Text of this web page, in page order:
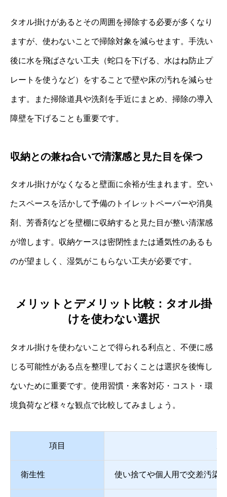
タオル掛けがあるとその周囲を掃除する必要が多くなり
ますが、使わないことで掃除対象を減らせます。手洗い
後に水を飛ばさない工夫（蛇口を下げる、水はね防止プ
レートを使うなど）をすることで壁や床の汚れを減らせ
ます。また掃除道具や洗剤を手近にまとめ、掃除の導入
障壁を下げることも重要です。
収納との兼ね合いで清潔感と見た目を保つ
タオル掛けがなくなると壁面に余裕が生まれます。空い
たスペースを活かして予備のトイレットペーパーや消臭
剤、芳香剤などを壁棚に収納すると見た目が整い清潔感
が増します。収納ケースは密閉性または通気性のあるも
のが望ましく、湿気がこもらない工夫が必要です。
メリットとデメリット比較：タオル掛
けを使わない選択
タオル掛けを使わないことで得られる利点と、不便に感
じる可能性がある点を整理しておくことは選択を後悔し
ないために重要です。使用習慣・来客対応・コスト・環
境負荷など様々な観点で比較してみましょう。
項目
衛生性 使い捨てや個人用で交差汚染